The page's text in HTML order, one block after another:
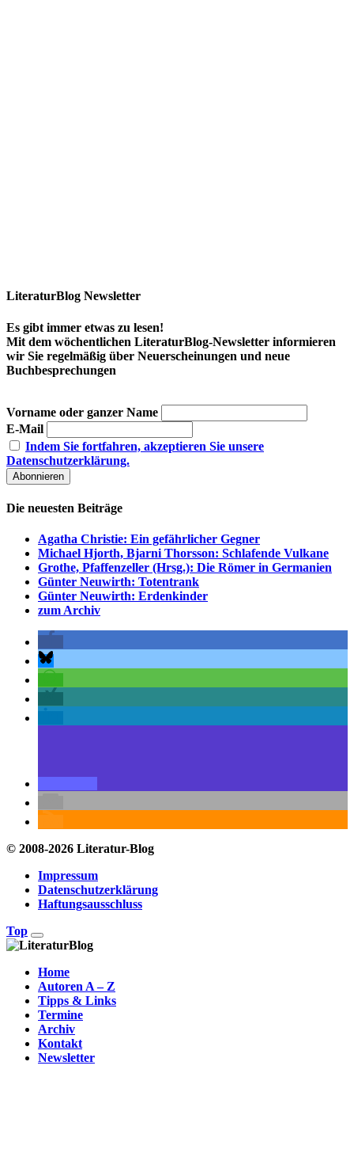
LiteraturBlog Newsletter
Es gibt immer etwas zu lesen!
Mit dem wöchentlichen LiteraturBlog-Newsletter informieren
wir Sie regelmäßig über Neuerscheinungen und neue
Buchbesprechungen
Vorname oder ganzer Name
E-Mail
Indem Sie fortfahren, akzeptieren Sie unsere
Datenschutzerklärung.
Die neuesten Beiträge
Agatha Christie: Ein gefährlicher Gegner
Michael Hjorth, Bjarni Thorsson: Schlafende Vulkane
Grothe, Pfaffenzeller (Hrsg.): Die Römer in Germanien
Günter Neuwirth: Totentrank
Günter Neuwirth: Erdenkinder
zum Archiv
© 2008-2026 Literatur-Blog
Impressum
Datenschutzerklärung
Haftungsausschluss
Top
Home
Autoren A – Z
Tipps & Links
Termine
Archiv
Kontakt
Newsletter